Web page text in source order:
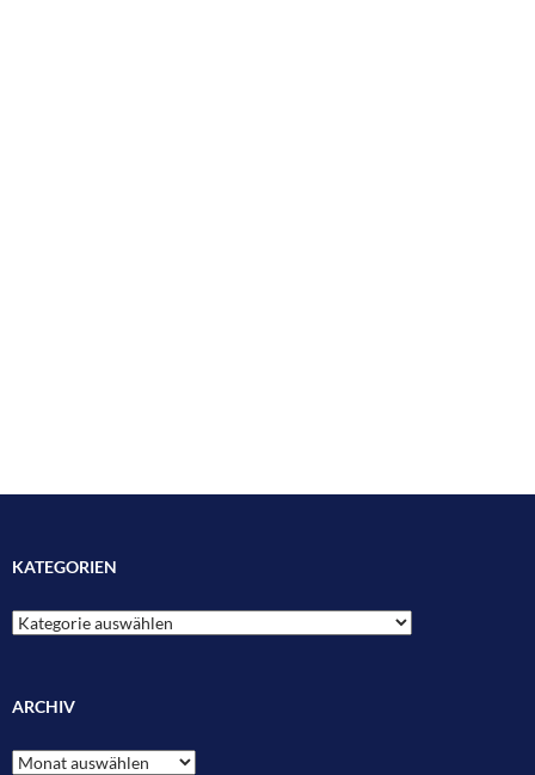
KATEGORIEN
Kategorien
ARCHIV
Archiv